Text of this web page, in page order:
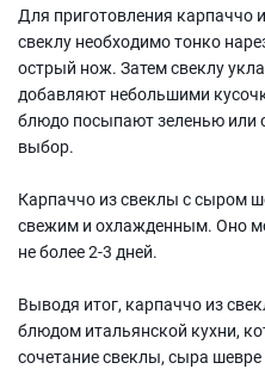
Для приготовления карпаччо
свеклу необходимо тонко
острый нож. Затем свеклу
добавляют небольшими
блюдо посыпают зеленью или
выбор.
Карпаччо из свеклы с сыром
свежим и охлажденным. Оно
не более 2-3 дней.
Выводя итог, карпаччо из
блюдом итальянской кухни,
сочетание свеклы, сыра